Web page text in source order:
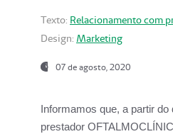
Texto: Relacionamento com
Design: Marketing
07 de agosto, 2020
Informamos que, a partir do
prestador